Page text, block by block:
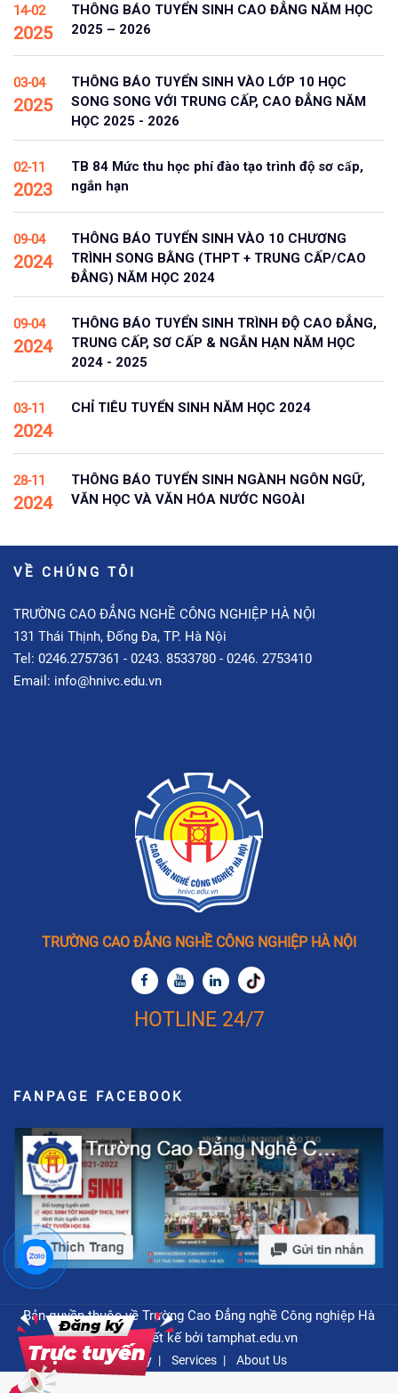
14-02
2025
THÔNG BÁO TUYỂN SINH CAO ĐẲNG NĂM HỌC
2025 – 2026
03-04
2025
THÔNG BÁO TUYỂN SINH VÀO LỚP 10 HỌC
SONG SONG VỚI TRUNG CẤP, CAO ĐẲNG NĂM
HỌC 2025 - 2026
02-11
2023
TB 84 Mức thu học phí đào tạo trình độ sơ cấp,
ngắn hạn
09-04
2024
THÔNG BÁO TUYỂN SINH VÀO 10 CHƯƠNG
TRÌNH SONG BẰNG (THPT + TRUNG CẤP/CAO
ĐẲNG) NĂM HỌC 2024
09-04
2024
THÔNG BÁO TUYỂN SINH TRÌNH ĐỘ CAO ĐẲNG,
TRUNG CẤP, SƠ CẤP & NGẮN HẠN NĂM HỌC
2024 - 2025
03-11
2024
CHỈ TIÊU TUYỂN SINH NĂM HỌC 2024
28-11
2024
THÔNG BÁO TUYỂN SINH NGÀNH NGÔN NGỮ,
VĂN HỌC VÀ VĂN HÓA NƯỚC NGOÀI
VỀ CHÚNG TÔI
TRƯỜNG CAO ĐẲNG NGHỀ CÔNG NGHIỆP HÀ NỘI
131 Thái Thịnh, Đống Đa, TP. Hà Nội
Tel: 0246.2757361 - 0243. 8533780 - 0246. 2753410
Email: info@hnivc.edu.vn
TRƯỜNG CAO ĐẲNG NGHỀ CÔNG NGHIỆP HÀ NỘI
HOTLINE 24/7
FANPAGE FACEBOOK
Bản quyền thuộc về Trường Cao Đẳng nghề Công nghiệp Hà
Nội - Thiết kế bởi tamphat.edu.vn
Privacy Services About Us